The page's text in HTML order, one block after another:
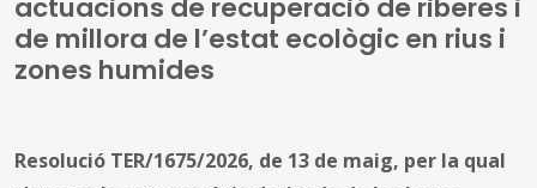
de millora de l’estat ecològic en rius i
zones humides
Resolució TER/1675/2026, de 13 de maig, per la qual